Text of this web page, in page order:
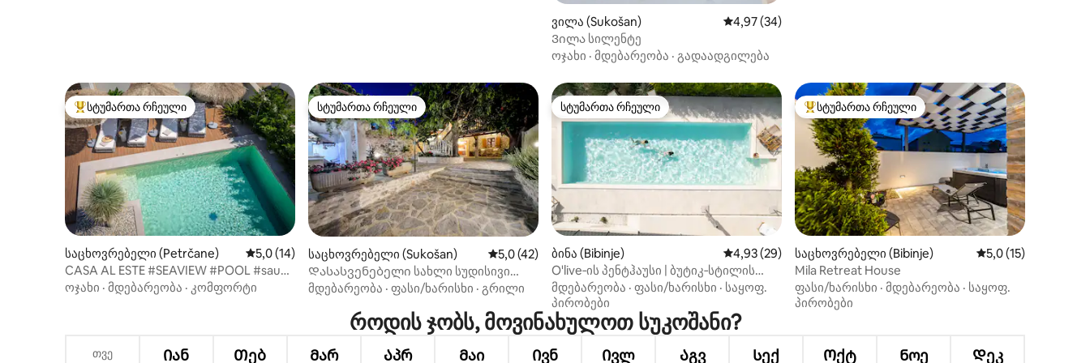
ვილა (Sukošan) საშუალო შეფასებაა 5‑დან 4,97, 34 მიმოხილვა
4,97 (34)
Ვილა სილენტე
ოჯახი · მდებარეობა · გადაადგილება
სტუმართა რჩეული მოწინავე ვარიანტი
სტუმართა რჩეული
საცხოვრებელი (Petrčane) საშუალო შეფასებაა 5‑დან 5,0, 14 მიმოხილვა
5,0 (14)
CASA AL ESTE #SEAVIEW #POOL #sauna
#fitness #yoga
ოჯახი · მდებარეობა · კომფორტი
სტუმართა რჩეული
სტუმართა რჩეული
საცხოვრებელი (Sukošan) საშუალო შეფასებაა 5‑დან 5,0, 42 მიმოხილვა
5,0 (42)
Დასასვენებელი სახლი სუდისივი
დვორი
მდებარეობა · ფასი/ხარისხი · გრილი
სტუმართა რჩეული
სტუმართა რჩეული
ბინა (Bibinje) საშუალო შეფასებაა 5‑დან 4,93, 29 მიმოხილვა
4,93 (29)
O'live‑ის პენტჰაუსი | ბუტიკ‑სტილის
საცხოვრებელი სანაპიროზე
მდებარეობა · ფასი/ხარისხი · საყოფ.
პირობები
სტუმართა რჩეული მოწინავე ვარიანტი
სტუმართა რჩეული
საცხოვრებელი (Bibinje) საშუალო
5,0 (15)
Mila Retreat House
ფასი/ხარისხი · მდებარეობა · საყოფ.
პირობები
როდის ჯობს, მოვინახულოთ სუკოშანი?
თვე Იან Თებ Მარ Აპრ Მაი Ივნ Ივლ Აგვ Სექ Ოქტ Ნოე Დეკ